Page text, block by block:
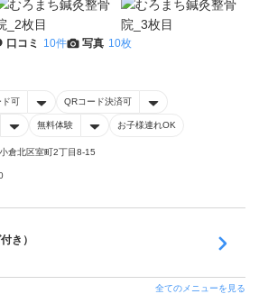
口コミ 10件 写真 10枚
ド可 QRコード決済可
無料体験 お子様連れOK
倉北区室町2丁目8-15
き）
全てのメニューを見る